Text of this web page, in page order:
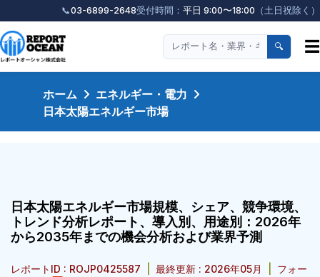
📞03-6899-2648受付時間： 平日 9:00〜18:00 （土日祝除く）
🔍 ☰
ホーム
エネルギー・電力
日本太陽エネルギー市場
日本太陽エネルギー市場規模、シェア、競争環境、
トレンド分析レポート、導入別、用途別：2026年
から2035年までの機会分析および業界予測
レポートID : ROJP0425587 最終更新 : 2026年05月
フォー